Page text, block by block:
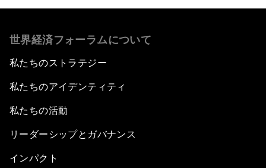
世界経済フォーラムについて
私たちのストラテジー
私たちのアイデンティティ
私たちの活動
リーダーシップとガバナンス
インパクト